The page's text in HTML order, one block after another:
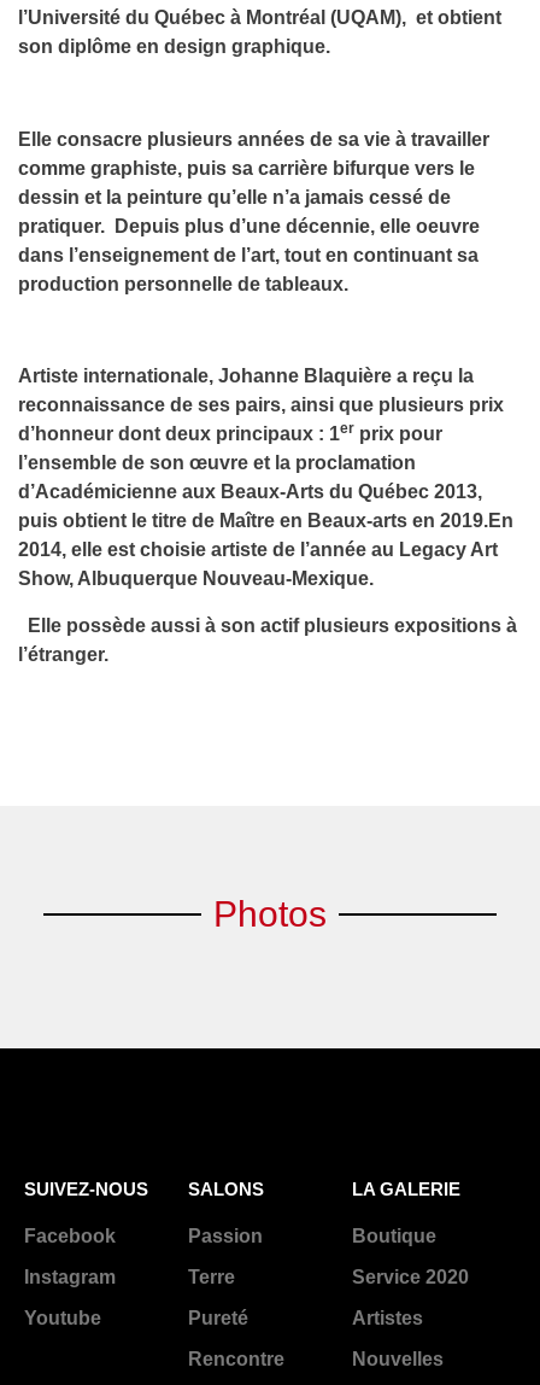
l’Université du Québec à Montréal (UQAM), et obtient
son diplôme en design graphique.
Elle consacre plusieurs années de sa vie à travailler
comme graphiste, puis sa carrière bifurque vers le
dessin et la peinture qu’elle n’a jamais cessé de
pratiquer. Depuis plus d’une décennie, elle oeuvre
dans l’enseignement de l’art, tout en continuant sa
production personnelle de tableaux.
Artiste internationale, Johanne Blaquière a reçu la
reconnaissance de ses pairs, ainsi que plusieurs prix
d’honneur dont deux principaux : 1er prix pour
l’ensemble de son œuvre et la proclamation
d’Académicienne aux Beaux-Arts du Québec 2013,
puis obtient le titre de Maître en Beaux-arts en 2019.En
2014, elle est choisie artiste de l’année au Legacy Art
Show, Albuquerque Nouveau-Mexique.
Elle possède aussi à son actif plusieurs expositions à
l’étranger.
Photos
SUIVEZ-NOUS
Facebook
Instagram
Youtube
SALONS
Passion
Terre
Pureté
Rencontre
LA GALERIE
Boutique
Service 2020
Artistes
Nouvelles